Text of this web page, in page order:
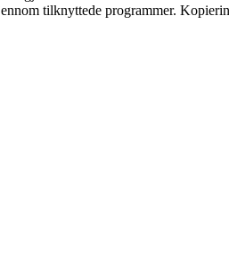
tilknyttede programmer.